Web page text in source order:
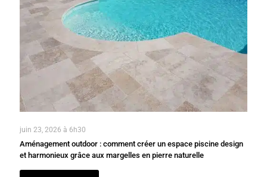
juin 23, 2026 à 6h30
Aménagement outdoor : comment créer un espace piscine design
et harmonieux grâce aux margelles en pierre naturelle